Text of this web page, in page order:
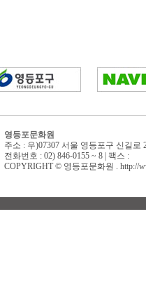
영등포문화원
주소 : 우)07307 서울 영등포구 신길
전화번호 : 02) 846-0155 ~ 8 | 팩스 :
COPYRIGHT © 영등포문화원 . http://